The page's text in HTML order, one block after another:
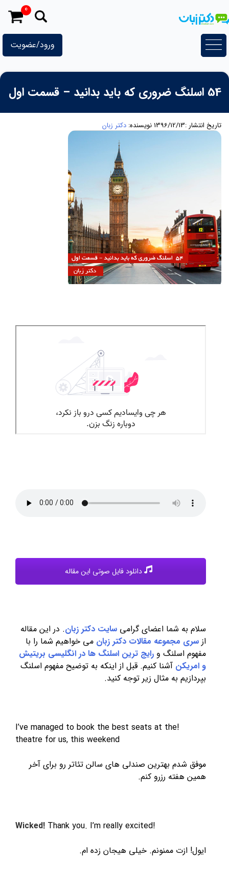
به
ورود/عضویت
0
54 اسلنگ ضروری که باید بدانید – قسمت اول
تاریخ انتشار :1396/12/13 نویسنده: دکتر زبان
دانلود فایل صوتی این مقاله
سلام به شما اعضای گرامی سایت دکتر زبان. در این مقاله
از سری مجموعه مقالات دکتر زبان می خواهیم شما را با
مفهوم اسلنگ و رایج ترین اسلنگ ها در انگلیسی بریتیش
و امریکن آشنا کنیم. قبل از اینکه به توضیح مفهوم اسلنگ
بپردازیم به مثال زیر توجه کنید.
!I’ve managed to book the best seats at the
theatre for us, this weekend
موفق شدم بهترین صندلی های سالن تئاتر رو برای آخر
همین هفته رزرو کنم.
Wicked! Thank you. I’m really excited!
ایول! ازت ممنونم. خیلی هیجان زده ام.